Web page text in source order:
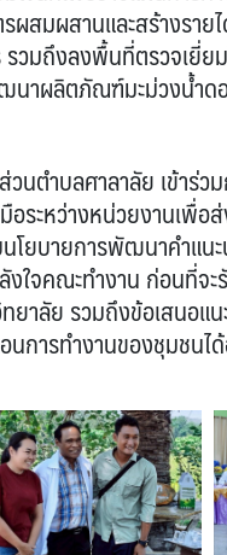
สมผสานและสร้างราย
มถึงลงพื้นที่ตรวจเยี่ยม
าผลิตภัณฑ์มะม่วงน้ำด
ตำบลศาลาลัย เข้าร่ว
ระหว่างหน่วยงานเพื่อ
ยบายการพัฒนาคำแนะ
ใจคณะทำงาน ก่อนที่จ
าลัย รวมถึงข้อเสนอแ
การทำงานของชุมชนไ